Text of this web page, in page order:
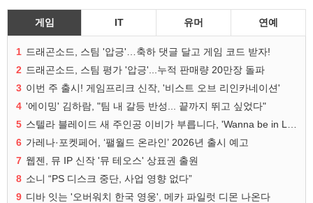
게임 IT 유머 연예
1 드래곤소드, 스팀 '압긍'…축하 댓글 달고 게임 코드 받자!
2 드래곤소드, 스팀 평가 '압긍'...누적 판매량 20만장 돌파
3 이번 주 출시! 게임프리크 신작, '비스트 오브 리인카네이션'
4 '에이밍' 김하람, "팀 내 갈등 반성... 끝까지 뛰고 싶었다"
5
6 가레나·포켓페어, ‘팰월드 온라인’ 2026년 출시 예고
7 웹젠, 뮤 IP 신작 '뮤 테오스' 상표권 출원
8 소니 “PS 디스크 중단, 사업 영향 없다”
9 디바 잇는 '오버워치 한국 영웅', 메카 파일럿 디몬 나온다